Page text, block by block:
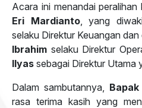
Acara ini menandai peralihan
Eri Mardianto, yang
selaku Direktur Keuangan
Ibrahim selaku Direktur
Ilyas sebagai Direktur Utama
Dalam sambutannya,
rasa terima kasih yang